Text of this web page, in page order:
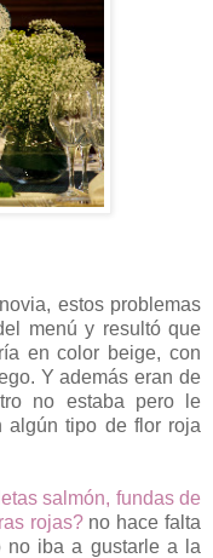
estos problemas
menú y resultó que
en color beige, con
Y además eran de
no estaba pero le
algún tipo de flor roja
salmón, fundas de
rojas?no hace falta
no iba a gustarle a la